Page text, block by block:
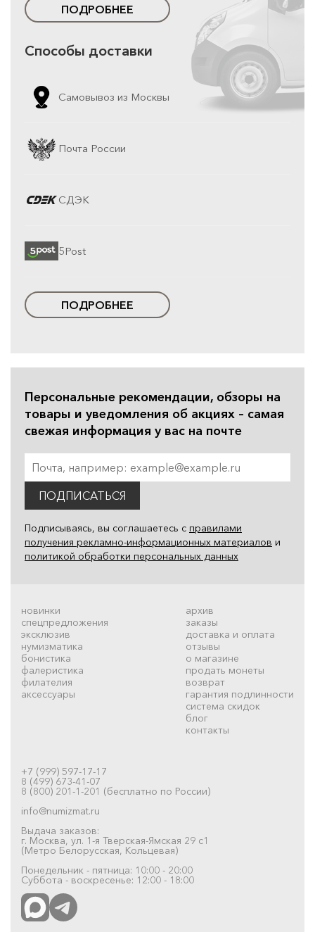
ПОДРОБНЕЕ
Способы доставки
Самовывоз из Москвы
Почта России
СДЭК
5Post
ПОДРОБНЕЕ
Персональные рекомендации, обзоры на
товары и уведомления об акциях – самая
свежая информация у вас на почте
ПОДПИСАТЬСЯ
Подписываясь, вы соглашаетесь с правилами
получения рекламно-информационных материалов и
политикой обработки персональных данных
новинки
спецпредложения
эксклюзив
нумизматика
бонистика
фалеристика
филателия
аксессуары
архив
заказы
доставка и оплата
отзывы
о магазине
продать монеты
возврат
гарантия подлинности
система скидок
блог
контакты
+7 (999) 597-17-17
8 (499) 673-41-07
8 (800) 201-1-201 (бесплатно по России)
info@numizmat.ru
Выдача заказов:
г. Москва, ул. 1-я Тверская-Ямская 29 с1
(Метро Белорусская, Кольцевая)
Понедельник - пятница: 10:00 - 20:00
Суббота - воскресенье: 12:00 - 18:00